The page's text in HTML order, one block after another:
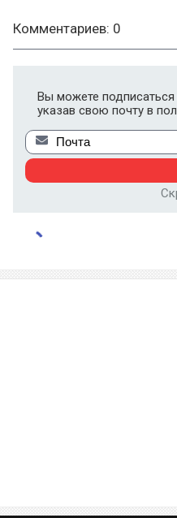
Комментариев: 0
Вы можете
указав свою почту в